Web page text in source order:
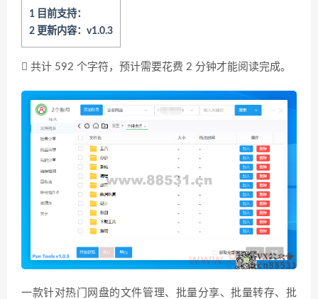
1 目前支持：
2 更新内容：v1.0.3
共计 592 个字符，预计需要花费 2 分钟才能阅读完成。
一款针对热门网盘的文件管理、批量分享、批量转存、批